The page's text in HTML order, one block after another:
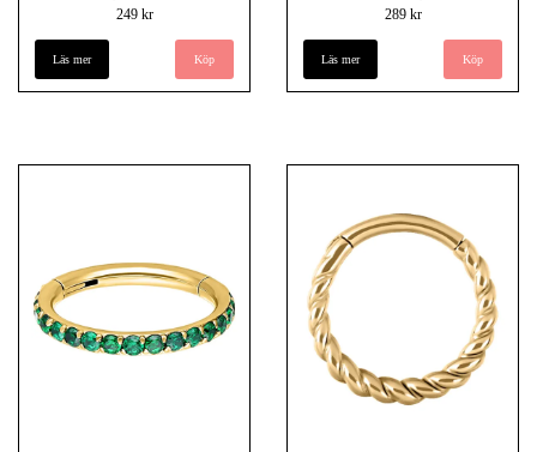
249 kr
Läs mer
289 kr
Läs mer